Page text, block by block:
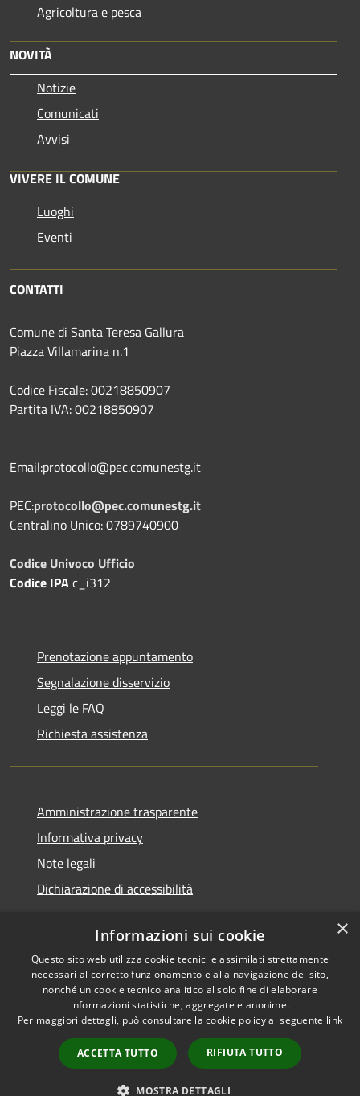
Agricoltura e pesca
NOVITÀ
Notizie
Comunicati
Avvisi
VIVERE IL COMUNE
Luoghi
Eventi
CONTATTI
Comune di Santa Teresa Gallura
Piazza Villamarina n.1
Codice Fiscale: 00218850907
Partita IVA: 00218850907
Email:protocollo@pec.comunestg.it
PEC:protocollo@pec.comunestg.it
Centralino Unico: 0789740900
Codice Univoco Ufficio
Codice IPAc_i312
Prenotazione appuntamento
Segnalazione disservizio
Leggi le FAQ
Richiesta assistenza
Amministrazione trasparente
Informativa privacy
Note legali
Dichiarazione di accessibilità
RSS
Accessibilità
Cookie
Mappa del sito
WebMail
Copyright © 2026 • Comune di
Santa Teresa Gallura •
Powered byMunicipium
Accesso redazione
×
Informazioni sui cookie
Questo sito web utilizza cookie tecnici e assimilati strettamente
necessari al corretto funzionamento e alla navigazione del sito,
nonché un cookie tecnico analitico al solo fine di elaborare
informazioni statistiche, aggregate e anonime.
Per maggiori dettagli, può consultare la cookie policy al seguente link
ACCETTA TUTTO RIFIUTA TUTTO
MOSTRA DETTAGLI